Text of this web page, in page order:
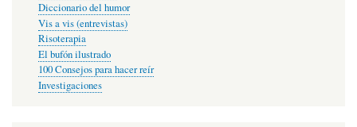
Diccionario del humor
Vis a vis (entrevistas)
Risoterapia
El bufón ilustrado
100 Consejos para hacer reír
Investigaciones